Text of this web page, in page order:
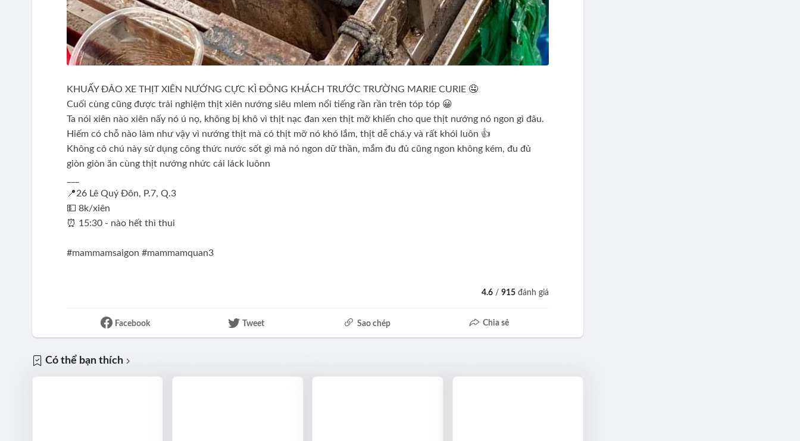
KHUẤY ĐẢO XE THỊT XIÊN NƯỚNG CỰC KÌ ĐÔNG KHÁCH TRƯỚC TRƯỜNG MARIE CURIE 🤤
Cuối cùng cũng được trải nghiệm thịt xiên nướng siêu mlem nổi tiếng rần rần trên tóp tóp 😀
Ta nói xiên nào xiên nấy nó ú nọ, không bị khô vì thịt nạc đan xen thịt mỡ khiến cho que thịt nướng nó ngon gì đâu.
Hiếm có chỗ nào làm như vậy vì nướng thịt mà có thịt mỡ nó khó lắm, thịt dễ chá.y và rất khói luôn 👍
Không cô chú này sử dụng công thức nước sốt gì mà nó ngon dữ thần, mắm đu đủ cũng ngon không kém, đu đủ
giòn giòn ăn cùng thịt nướng nhức cái láck luônn
📍26 Lê Quý Đôn, P.7, Q.3
💵 8k/xiên
⏰ 15:30 - nào hết thì thui
#mammamsaigon #mammamquan3
4.6 /915 đánh giá
Facebook Tweet Sao chép Chia sẻ
Có thể bạn thích